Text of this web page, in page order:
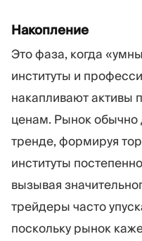
Накопление
Это фаза, когда
институты и
накапливают активы
ценам. Рынок обычно
тренде, формируя
институты
вызывая
трейдеры часто
поскольку рынок